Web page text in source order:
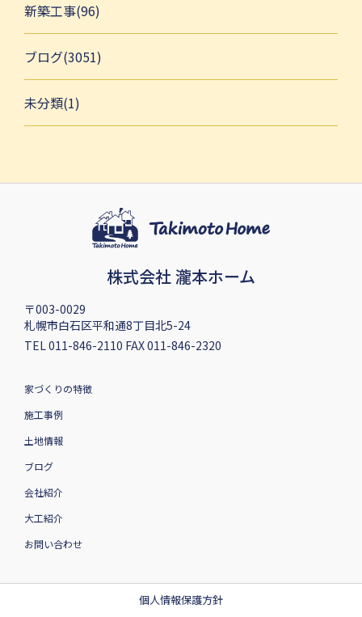
新築工事(96)
ブログ(3051)
未分類(1)
株式会社 瀧本ホーム
〒003-0029
札幌市白石区平和通8丁目北5-24
TEL 011-846-2110 FAX 011-846-2320
家づくりの特徴
施工事例
土地情報
ブログ
会社紹介
大工紹介
お問い合わせ
個人情報保護方針